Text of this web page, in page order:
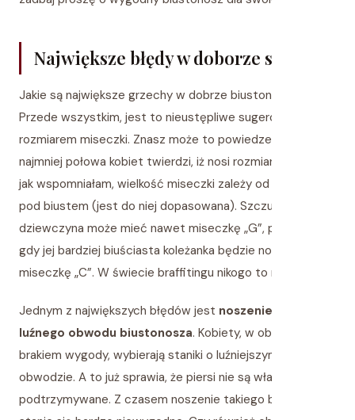
Największe błędy w doborze stanika
Jakie są największe grzechy w dobrze biustonosza?
Przede wszystkim, jest to nieustępliwe sugerowanie się
rozmiarem miseczki. Znasz może to powiedzenie, że co
najmniej połowa kobiet twierdzi, iż nosi rozmiar 75B? Tak
jak wspomniałam, wielkość miseczki zależy od obwodu
pod biustem (jest do niej dopasowana). Szczupła
dziewczyna może mieć nawet miseczkę „G”, podczas,
gdy jej bardziej biuściasta koleżanka będzie nosić
miseczkę „C”. W świecie braffitingu nikogo to nie dziwi!
Jednym z największych błędów jest noszenie zbyt
luźnego obwodu biustonosza. Kobiety, w obawie przed
brakiem wygody, wybierają staniki o luźniejszym
obwodzie. A to już sprawia, że piersi nie są właściwie
podtrzymywane. Z czasem noszenie takiego biustonosza